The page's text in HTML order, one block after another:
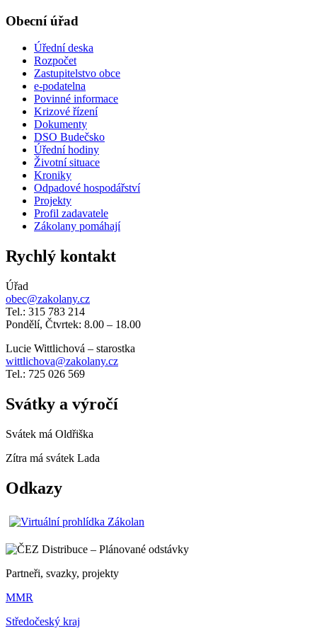
Obecní úřad
Úřední deska
Rozpočet
Zastupitelstvo obce
e-podatelna
Povinné informace
Krizové řízení
Dokumenty
DSO Budečsko
Úřední hodiny
Životní situace
Kroniky
Odpadové hospodářství
Projekty
Profil zadavatele
Zákolany pomáhají
Rychlý kontakt
Úřad
obec@zakolany.cz
Tel.: 315 783 214
Pondělí, Čtvrtek: 8.00 – 18.00
Lucie Wittlichová – starostka
wittlichova@zakolany.cz
Tel.: 725 026 569
Svátky a výročí
Svátek má Oldřiška
Zítra má svátek Lada
Odkazy
Partneři, svazky, projekty
MMR
Středočeský kraj